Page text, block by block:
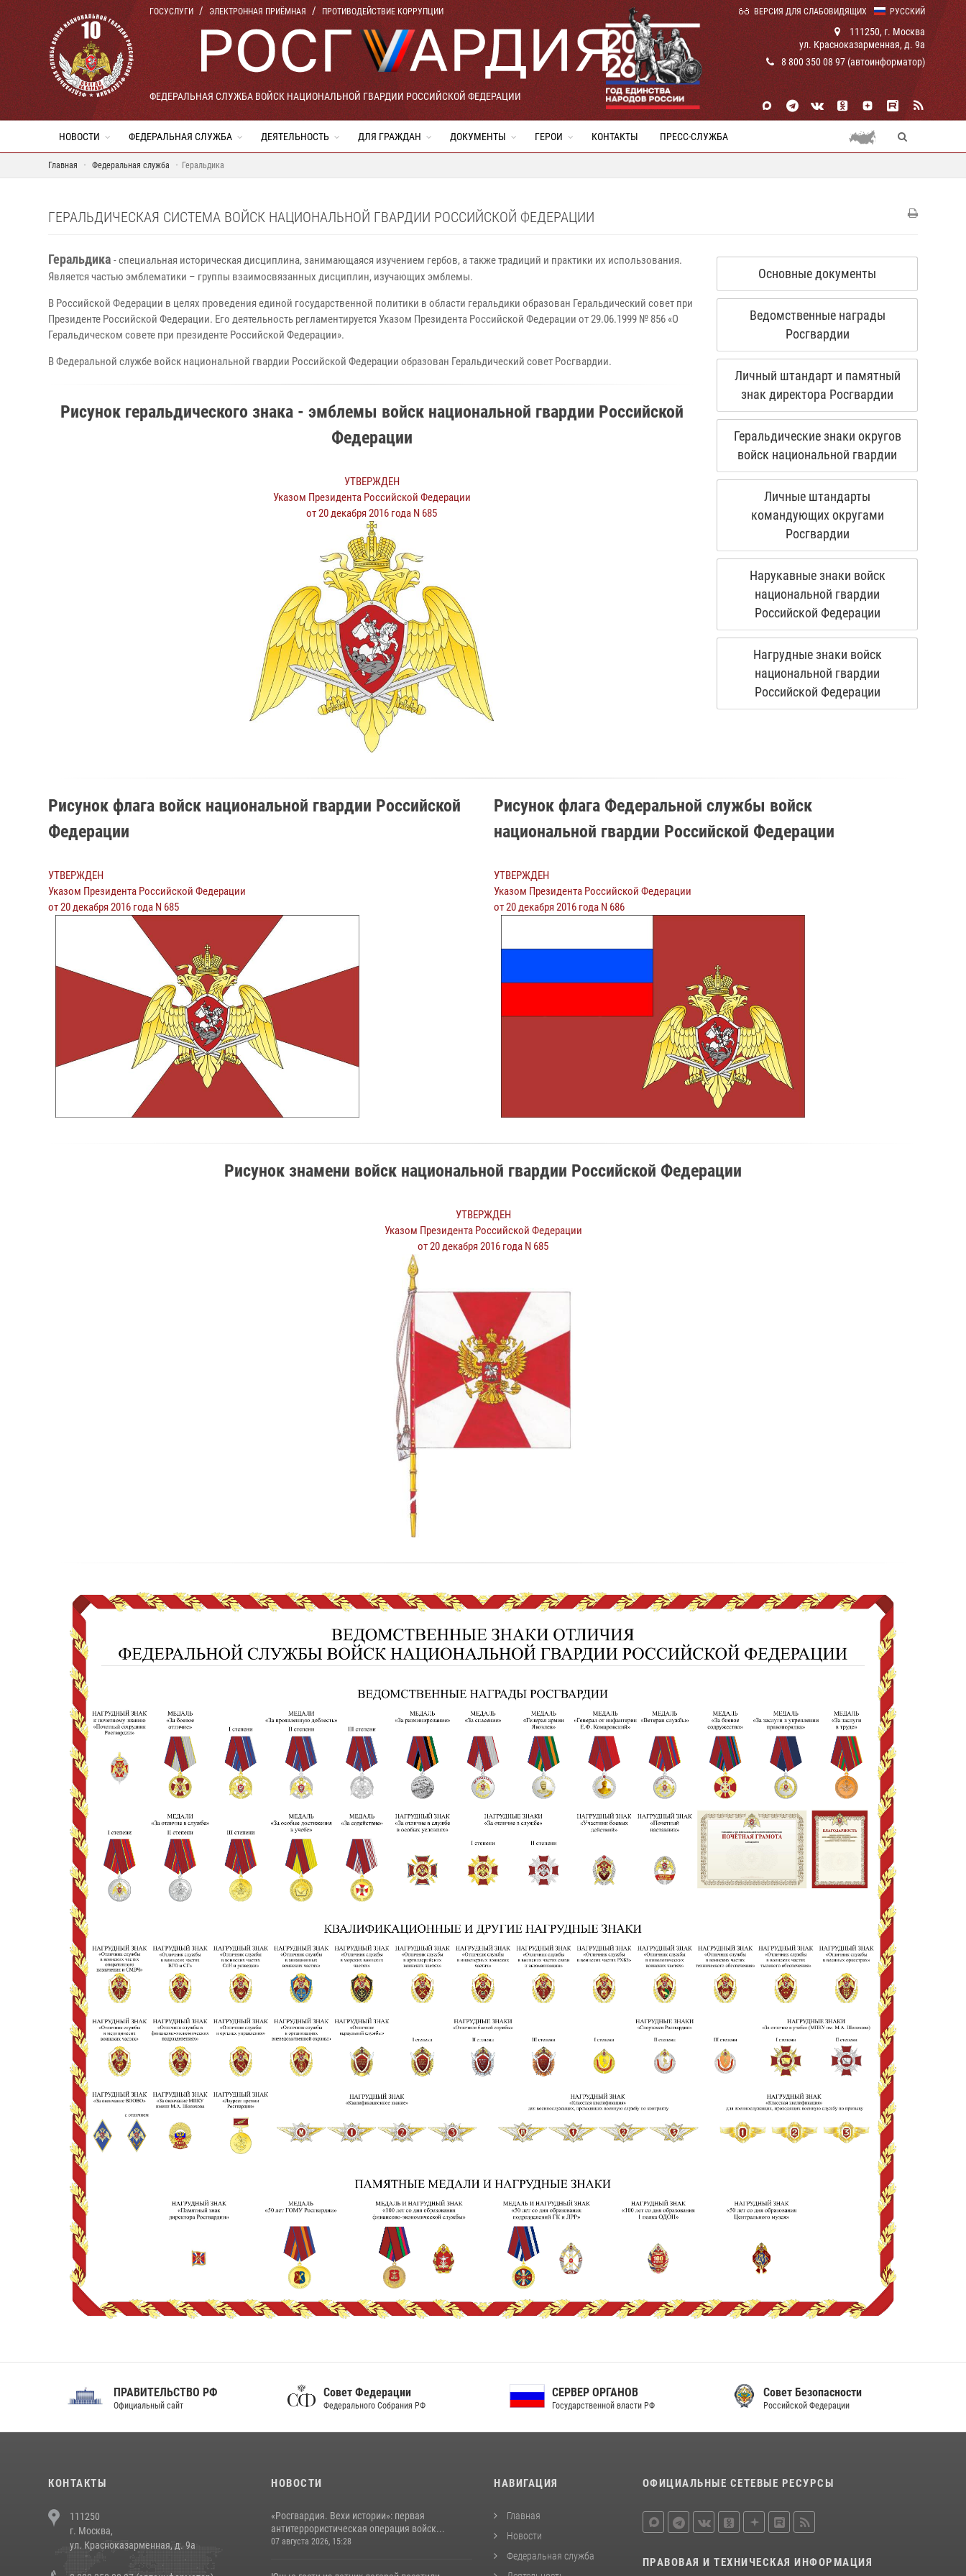
РУССКИЙ
ГОСУСЛУГИ ЭЛЕКТРОННАЯ ПРИЁМНАЯ ПРОТИВОДЕЙСТВИЕ КОРРУПЦИИ ВЕРСИЯ ДЛЯ СЛАБОВИДЯЩИХ
ФЕДЕРАЛЬНАЯ СЛУЖБА ВОЙСК НАЦИОНАЛЬНОЙ ГВАРДИИ РОССИЙСКОЙ ФЕДЕРАЦИИ
111250, г. Москва
ул. Красноказарменная, д. 9а
8 800 350 08 97 (автоинформатор)
НОВОСТИ ФЕДЕРАЛЬНАЯ СЛУЖБА ДЕЯТЕЛЬНОСТЬ ДЛЯ ГРАЖДАН ДОКУМЕНТЫ ГЕРОИ КОНТАКТЫ ПРЕСС-СЛУЖБА
Главная Федеральная служба Геральдика
ГЕРАЛЬДИЧЕСКАЯ СИСТЕМА ВОЙСК НАЦИОНАЛЬНОЙ ГВАРДИИ РОССИЙСКОЙ ФЕДЕРАЦИИ
Геральдика - специальная историческая дисциплина, занимающаяся изучением гербов, а также традиций и практики их использования.
Является частью эмблематики – группы взаимосвязанных дисциплин, изучающих эмблемы.
В Российской Федерации в целях проведения единой государственной политики в области геральдики образован Геральдический совет при
Президенте Российской Федерации. Его деятельность регламентируется Указом Президента Российской Федерации от 29.06.1999 № 856 «О
Геральдическом совете при президенте Российской Федерации».
В Федеральной службе войск национальной гвардии Российской Федерации образован Геральдический совет Росгвардии.
Рисунок геральдического знака - эмблемы войск национальной гвардии Российской
Федерации
УТВЕРЖДЕН
Указом Президента Российской Федерации
от 20 декабря 2016 года N 685
Основные документы
Ведомственные награды
Росгвардии
Личный штандарт и памятный
знак директора Росгвардии
Геральдические знаки округов
войск национальной гвардии
Личные штандарты
командующих округами
Росгвардии
Нарукавные знаки войск
национальной гвардии
Российской Федерации
Нагрудные знаки войск
национальной гвардии
Российской Федерации
Рисунок флага войск национальной гвардии Российской
Федерации
УТВЕРЖДЕН
Указом Президента Российской Федерации
от 20 декабря 2016 года N 685
Рисунок флага Федеральной службы войск
национальной гвардии Российской Федерации
УТВЕРЖДЕН
Указом Президента Российской Федерации
от 20 декабря 2016 года N 686
Рисунок знамени войск национальной гвардии Российской Федерации
УТВЕРЖДЕН
Указом Президента Российской Федерации
от 20 декабря 2016 года N 685
ПРАВИТЕЛЬСТВО РФ
Официальный сайт
Совет Федерации
Федерального Собрания РФ
СЕРВЕР ОРГАНОВ
Государственной власти РФ
Совет Безопасности
Российской Федерации
КОНТАКТЫ
111250
г. Москва,
ул. Красноказарменная, д. 9а
НОВОСТИ
«Росгвардия. Вехи истории»: первая
антитеррористическая операция войск...
07 августа 2026, 15:28
НАВИГАЦИЯ
Главная
Новости
Федеральная служба
ОФИЦИАЛЬНЫЕ СЕТЕВЫЕ РЕСУРСЫ
ПРАВОВАЯ И ТЕХНИЧЕСКАЯ ИНФОРМАЦИЯ